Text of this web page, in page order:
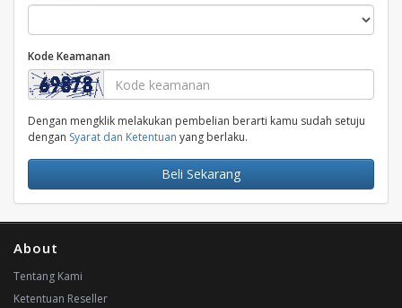
Kode Keamanan
Dengan mengklik melakukan pembelian berarti kamu sudah setuju
dengan Syarat dan Ketentuan yang berlaku.
Beli Sekarang
About
Tentang Kami
Ketentuan Reseller